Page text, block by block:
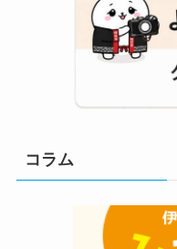
コラム